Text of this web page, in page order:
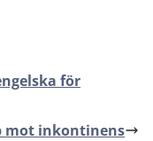
för
mot inkontinens